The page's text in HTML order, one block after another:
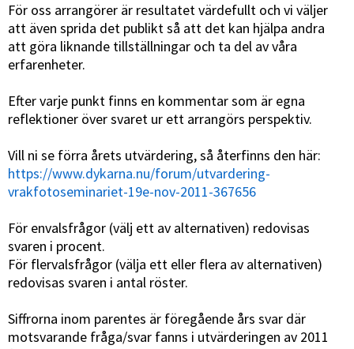
För oss arrangörer är resultatet värdefullt och vi väljer
att även sprida det publikt så att det kan hjälpa andra
att göra liknande tillställningar och ta del av våra
erfarenheter.
Efter varje punkt finns en kommentar som är egna
reflektioner över svaret ur ett arrangörs perspektiv.
Vill ni se förra årets utvärdering, så återfinns den här:
https://www.dykarna.nu/forum/utvardering-
vrakfotoseminariet-19e-nov-2011-367656
För envalsfrågor (välj ett av alternativen) redovisas
svaren i procent.
För flervalsfrågor (välja ett eller flera av alternativen)
redovisas svaren i antal röster.
Siffrorna inom parentes är föregående års svar där
motsvarande fråga/svar fanns i utvärderingen av 2011